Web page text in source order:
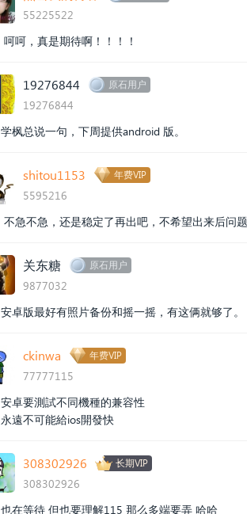
55225522
呵呵，真是期待啊！！！！
19276844 原石用户
19276844
学枫总说一句，下周提供android 版。
shitou1153 年费VIP
5595216
不急不急，还是稳定了再出吧，不希望出来后问
关东糖 原石用户
9877032
安卓版最好有照片备份和摇一摇，有这俩就够了。
ckinwa 年费VIP
77777115
安卓要測試不同機種的兼容性
永遠不可能給ios開發快
308302926 长期VIP
308302926
也在等待 但也要理解115 那么多端要弄 哈哈